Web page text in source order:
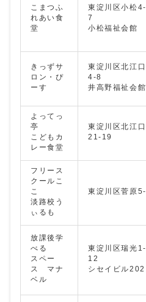
こまつふ
れあい食
堂
東淀川区小松
7
小松福祉会館
きっずサ
ロン・ぴ
ーす
東淀川区北江
4-8
井高野福祉会館
よってっ
亭
こどもカ
レー食堂
東淀川区北江
21-19
フリース
クールこ
こ
淡路校う
ぃるも
東淀川区菅原
放課後学
べる
スペー
ス マナ
ベル
東淀川区瑞光
12
シセイビル202